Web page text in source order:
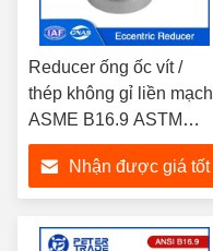
Reducer ống ốc vít /
thép không gỉ liền mạch
ASME B16.9 ASTM
A403 Reducer đặc cho
hệ thống ống
Nhận được giá tốt